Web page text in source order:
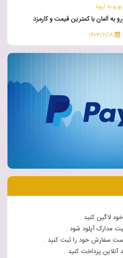
به اروپا
به آلمان با کمترین قیمت و کارمزد
۱۴۰۳/۲/۱۸
لاگین کنید .
مدارک آپلود شود .
سفارش خود را ثبت کنید .
آنلاین پرداخت کنید .